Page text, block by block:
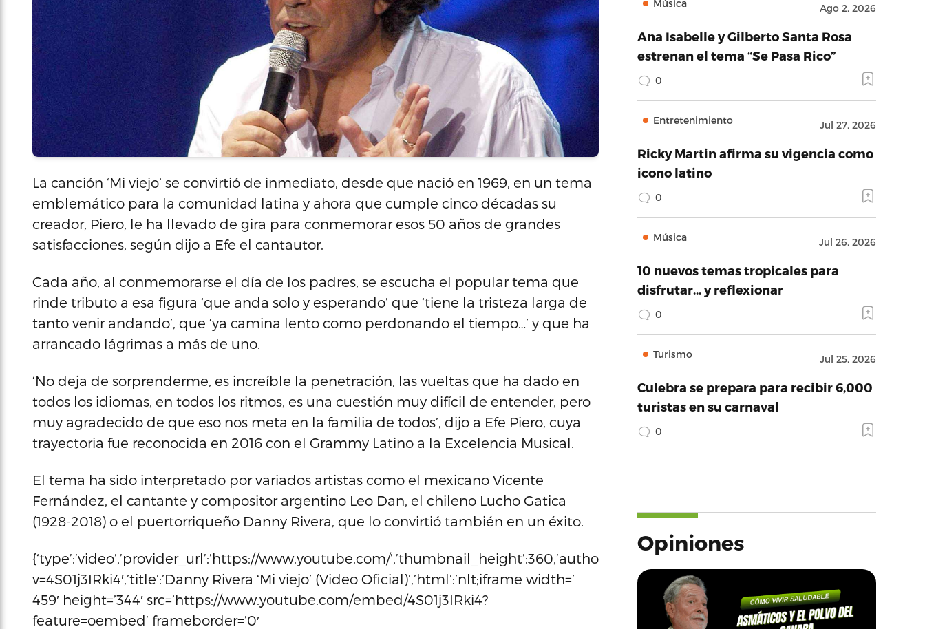
La canción ‘Mi viejo’ se convirtió de inmediato, desde que nació en 1969, en un tema
emblemático para la comunidad latina y ahora que cumple cinco décadas su
creador, Piero, le ha llevado de gira para conmemorar esos 50 años de grandes
satisfacciones, según dijo a Efe el cantautor.
Cada año, al conmemorarse el día de los padres, se escucha el popular tema que
rinde tributo a esa figura ‘que anda solo y esperando’ que ‘tiene la tristeza larga de
tanto venir andando’, que ‘ya camina lento como perdonando el tiempo…’ y que ha
arrancado lágrimas a más de uno.
‘No deja de sorprenderme, es increíble la penetración, las vueltas que ha dado en
todos los idiomas, en todos los ritmos, es una cuestión muy difícil de entender, pero
muy agradecido de que eso nos meta en la familia de todos’, dijo a Efe Piero, cuya
trayectoria fue reconocida en 2016 con el Grammy Latino a la Excelencia Musical.
El tema ha sido interpretado por variados artistas como el mexicano Vicente
Fernández, el cantante y compositor argentino Leo Dan, el chileno Lucho Gatica
(1928-2018) o el puertorriqueño Danny Rivera, que lo convirtió también en un éxito.
{‘type’:’video’,’provider_url’:’https://www.youtube.com/’,’thumbnail_height’:360,’author_url’:’https://www.youtube.com/user/
v=4S01j3IRki4′,’title’:’Danny Rivera ‘Mi viejo’ (Video Oficial)’,’html’:’nlt;iframe width=’
459′ height=’344′ src=’https://www.youtube.com/embed/4S01j3IRki4?
feature=oembed’ frameborder=’0′
Música Ago 2, 2026
Ana Isabelle y Gilberto Santa Rosa
estrenan el tema “Se Pasa Rico”
0
Entretenimiento Jul 27, 2026
Ricky Martin afirma su vigencia como
icono latino
0
Música Jul 26, 2026
10 nuevos temas tropicales para
disfrutar… y reflexionar
0
Turismo Jul 25, 2026
Culebra se prepara para recibir 6,000
turistas en su carnaval
0
Opiniones